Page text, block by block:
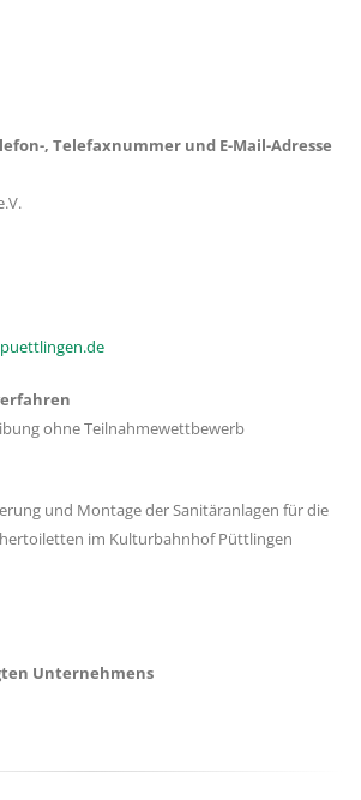
, Telefaxnummer und E-Mail-Adresse
ohne Teilnahmewettbewerb
und Montage der Sanitäranlagen für die
im Kulturbahnhof Püttlingen
Unternehmens